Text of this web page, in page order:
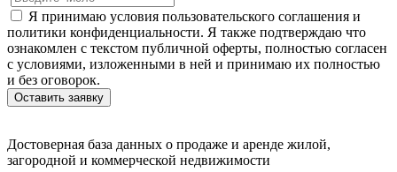
Я принимаю условия пользовательского соглашения и
политики конфиденциальности. Я также подтверждаю что
ознакомлен с текстом публичной оферты, полностью согласен
с условиями, изложенными в ней и принимаю их полностью
и без оговорок.
Достоверная база данных о продаже и аренде жилой,
загородной и коммерческой недвижимости